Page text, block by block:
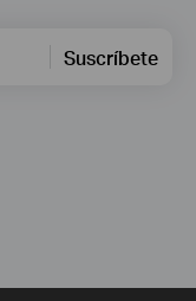
Suscríbete